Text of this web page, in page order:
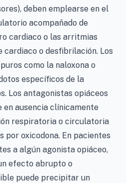
deben emplearse en el
acompañado de
cardiaco o las arritmias
cardiaco o desfibrilación. Los
como la naloxona o
específicos de la
Los antagonistas opiáceos
en ausencia clínicamente
respiratoria o circulatoria
por oxicodona. En pacientes
a algún agonista opiáceo,
efecto abrupto o
puede precipitar un